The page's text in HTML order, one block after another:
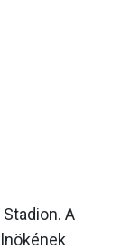
A